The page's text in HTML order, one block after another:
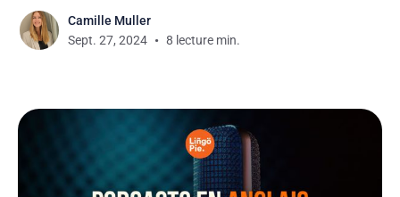
Camille Muller
Sept. 27, 2024
8 lecture min.